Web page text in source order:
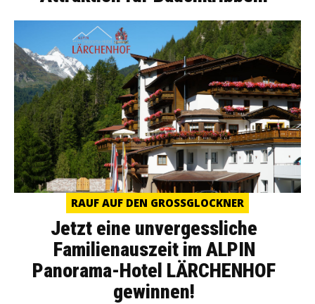
RAUF AUF DEN GROSSGLOCKNER
Jetzt eine unvergessliche
Familienauszeit im ALPIN
Panorama-Hotel LÄRCHENHOF
gewinnen!